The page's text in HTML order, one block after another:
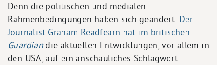
Denn die politischen und medialen
Rahmenbedingungen haben sich geändert. Der
Journalist Graham Readfearn hat im britischen
Guardiandie aktuellen Entwicklungen, vor allem in
den USA, auf ein anschauliches Schlagwort